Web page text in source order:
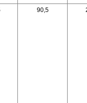
90,5